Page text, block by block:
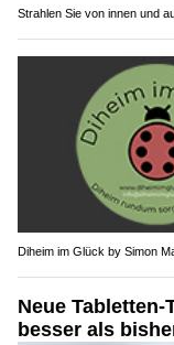
Strahlen Sie von innen und
Diheim im Glück by Simon
Neue
besser als